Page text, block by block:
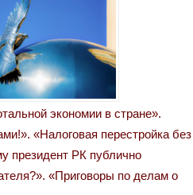
экономии в стране».
«Налоговая перестройка без
президент РК публично
«Приговоры по делам о